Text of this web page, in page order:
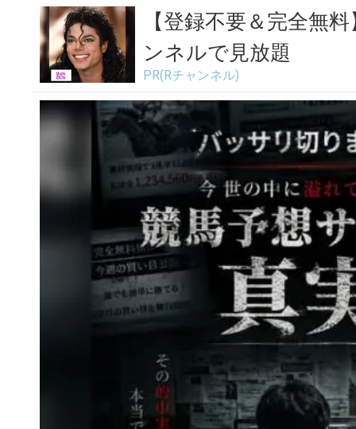
【登録不要＆完全無
ンネルで見放題
PR(Rチャンネル)